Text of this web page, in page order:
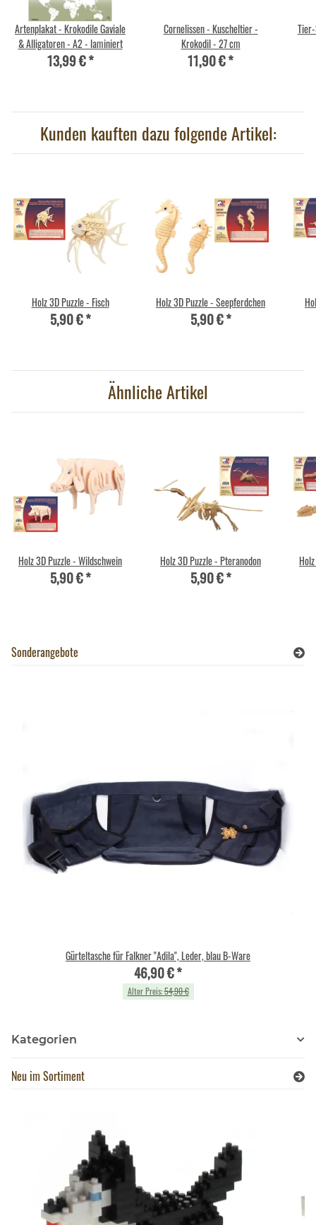
Artenplakat - Krokodile Gaviale
& Alligatoren - A2 - laminiert
13,99 €*
Cornelissen - Kuscheltier -
Krokodil - 27 cm
11,90 €*
Kunden kauften dazu folgende Artikel:
Holz 3D Puzzle - Fisch
5,90 €*
Holz 3D Puzzle - Seepferdchen
5,90 €*
Ähnliche Artikel
Holz 3D Puzzle - Wildschwein
5,90 €*
Holz 3D Puzzle - Pteranodon
5,90 €*
Sonderangebote
Gürteltasche für Falkner "Adila", Leder, blau B-Ware
46,90 €*
Alter Preis:54,90 €
Kategorien
Neu im Sortiment